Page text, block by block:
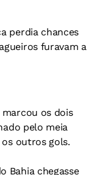
perdia chances
furavam a
marcou os dois
pelo meia
os outros gols.
Bahia chegasse